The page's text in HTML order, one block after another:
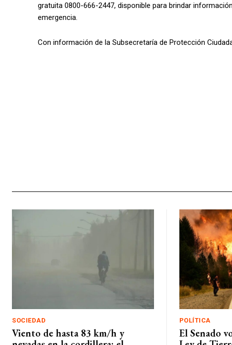
gratuita 0800-666-2447, disponible para brindar
emergencia.
Con información de la Subsecretaría de Protección
SOCIEDAD
Viento de hasta 83 km/h y
POLÍTICA
El Senado